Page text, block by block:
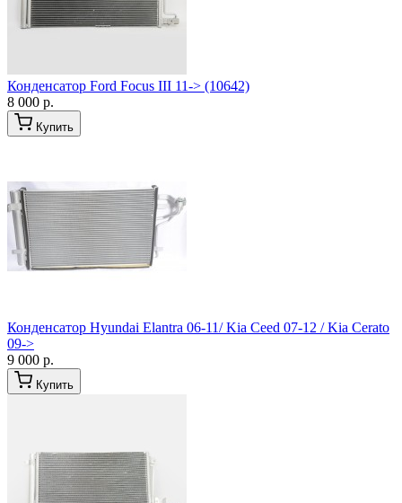
Конденсатор Ford Focus III 11-> (10642)
8 000 р.
Купить
Конденсатор Hyundai Elantra 06-11/ Kia Ceed 07-12 / Kia Cerato
09->
9 000 р.
Купить